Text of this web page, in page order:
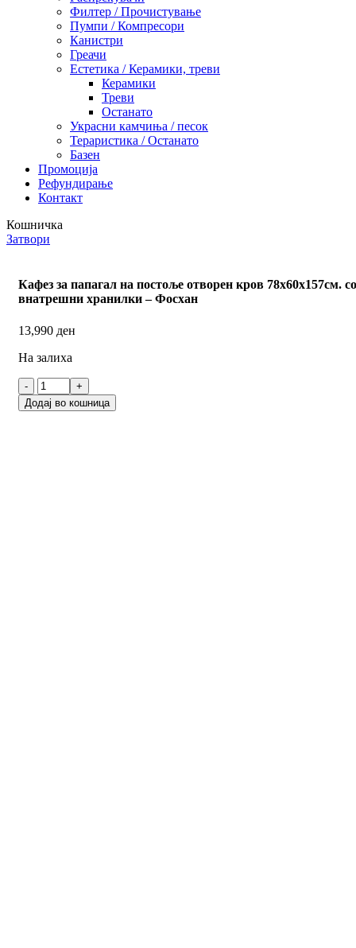
Филтер / Прочистување
Пумпи / Компресори
Канистри
Греачи
Естетика / Керамики, треви
Керамики
Треви
Останато
Украсни камчиња / песок
Тераристика / Останато
Базен
Промоција
Рефундирање
Контакт
Кошничка
Затвори
Кафез за папагал на постоље отворен кров 78х60х157см. со
внатрешни хранилки – Фосхан
13,990 ден
На залиха
Додај во кошница